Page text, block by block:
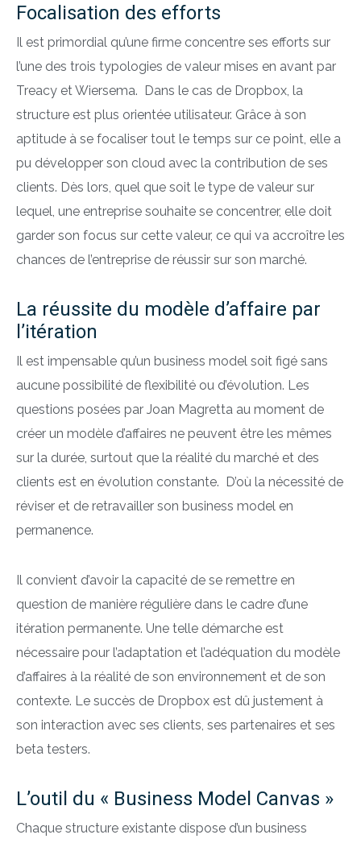
Focalisation des efforts
Il est primordial qu’une firme concentre ses efforts sur
l’une des trois typologies de valeur mises en avant par
Treacy et Wiersema. Dans le cas de Dropbox, la
structure est plus orientée utilisateur. Grâce à son
aptitude à se focaliser tout le temps sur ce point, elle a
pu développer son cloud avec la contribution de ses
clients. Dès lors, quel que soit le type de valeur sur
lequel, une entreprise souhaite se concentrer, elle doit
garder son focus sur cette valeur, ce qui va accroître les
chances de l’entreprise de réussir sur son marché.
La réussite du modèle d’affaire par
l’itération
Il est impensable qu’un business model soit figé sans
aucune possibilité de flexibilité ou d’évolution. Les
questions posées par Joan Magretta au moment de
créer un modèle d’affaires ne peuvent être les mêmes
sur la durée, surtout que la réalité du marché et des
clients est en évolution constante. D’où la nécessité de
réviser et de retravailler son business model en
permanence.
Il convient d’avoir la capacité de se remettre en
question de manière régulière dans le cadre d’une
itération permanente. Une telle démarche est
nécessaire pour l’adaptation et l’adéquation du modèle
d’affaires à la réalité de son environnement et de son
contexte. Le succès de Dropbox est dû justement à
son interaction avec ses clients, ses partenaires et ses
beta testers.
L’outil du « Business Model Canvas »
Chaque structure existante dispose d’un business